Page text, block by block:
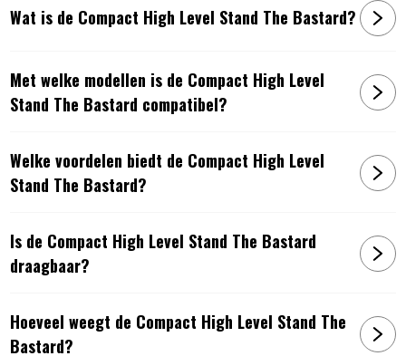
Wat is de Compact High Level Stand The Bastard?
Met welke modellen is de Compact High Level
Stand The Bastard compatibel?
Welke voordelen biedt de Compact High Level
Stand The Bastard?
Is de Compact High Level Stand The Bastard
draagbaar?
Hoeveel weegt de Compact High Level Stand The
Bastard?